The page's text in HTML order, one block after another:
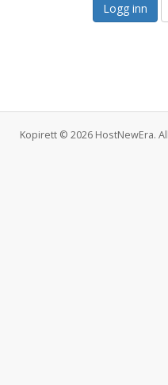
Kopirett © 2026 HostNewEra.